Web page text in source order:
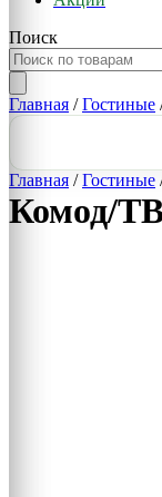
Поиск
Главная /Гостиные
Главная /Гостиные
Комод/